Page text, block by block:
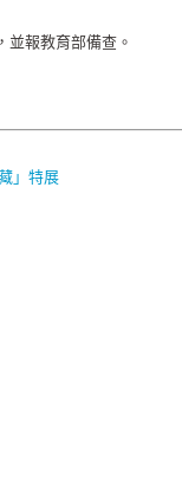
並報教育部備查。
」特展